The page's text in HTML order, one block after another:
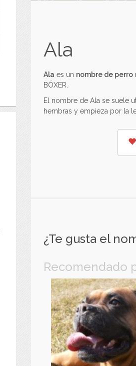
Ala
Ala es un nombre de perro
BÓXER.
El nombre de Ala se suele
hembras y empieza por la
¿Te gusta el
Recomendado